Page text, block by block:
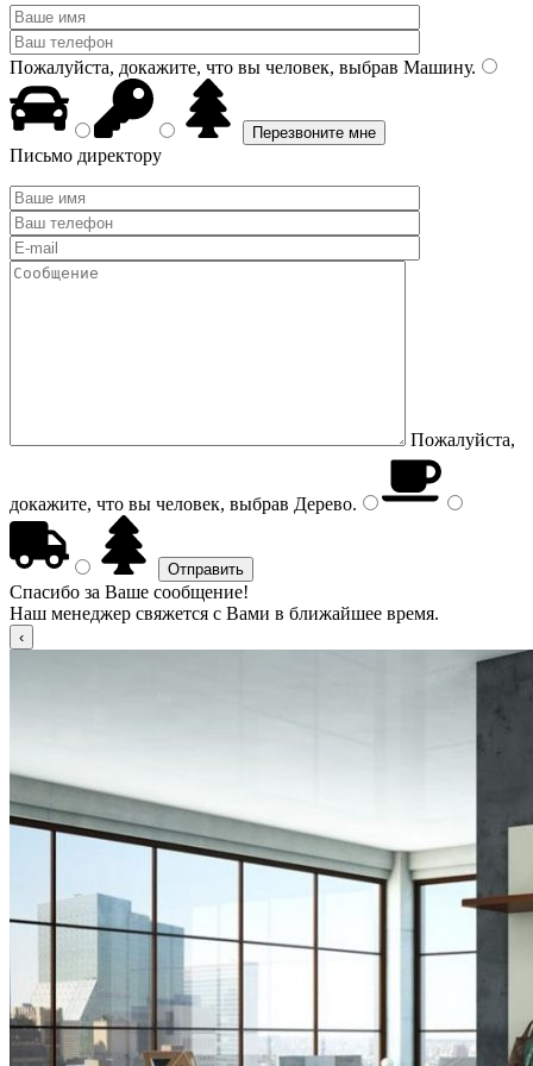
Пожалуйста, докажите, что вы человек, выбрав Машину.
Письмо директору
Пожалуйста,
докажите, что вы человек, выбрав Дерево.
Спасибо за Ваше сообщение!
Наш менеджер свяжется с Вами в ближайшее время.